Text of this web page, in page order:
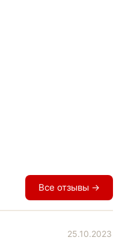
Все отзывы →
25.10.2023